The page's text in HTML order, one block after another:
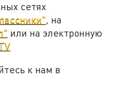
сетях
, на
или на электронную
к нам в